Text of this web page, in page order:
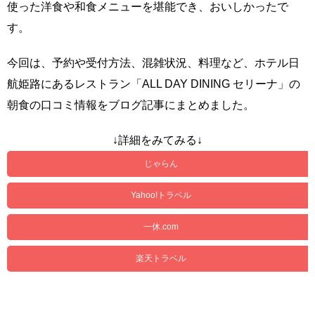
使った洋食や和食メニューを堪能でき、おいしかったで
す。
今回は、予約や受付方法、混雑状況、料理など、ホテル日
航姫路にあるレストラン「ALL DAY DINING セリーナ」の
朝食の口コミ情報をブログ記事にまとめました。
↓詳細をみてみる↓
じゃらん
Yahoo!トラベル
一休.com
楽天トラベル